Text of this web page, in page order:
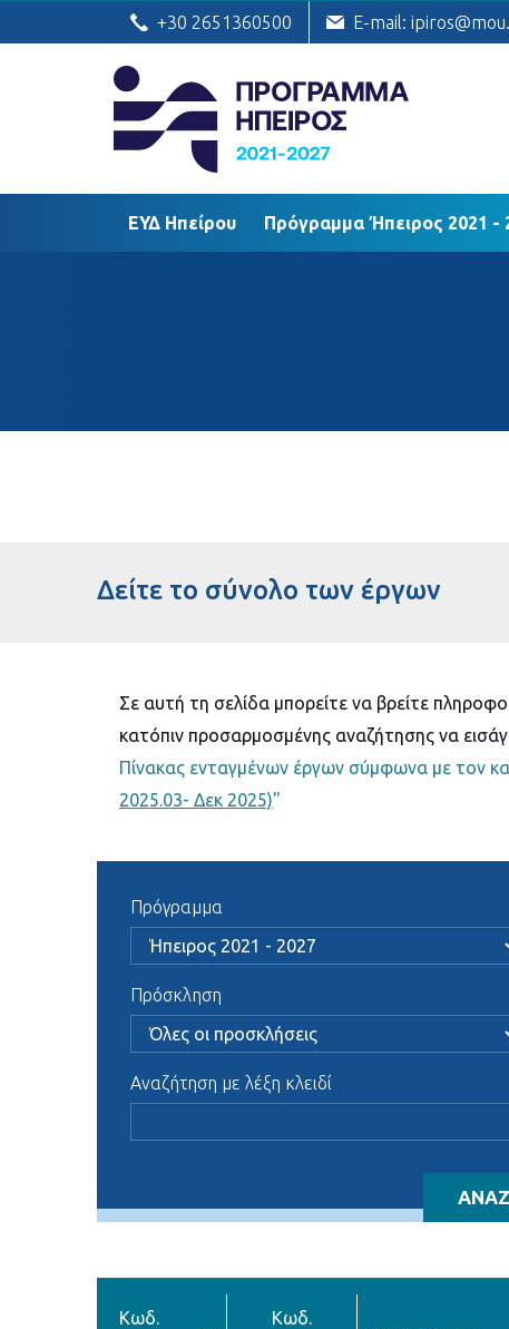
ΕΥΔ Ηπείρου Πρόγραμμα Ήπειρος
+30 2651360500 E-mail:
ΕΥΔ Ηπείρου Πρόγραμμα Ήπειρος 2021 -
Δείτε το σύνολο των έργων
Σε αυτή τη σελίδα μπορείτε να βρείτε
κατόπιν προσαρμοσμένης αναζήτησης να
Πίνακας ενταγμένων έργων σύμφωνα με τον
2025.03- Δεκ 2025)"
Πρόγραμμα
Πρόσκληση
Αναζήτηση με λέξη κλειδί
Κωδ.
Κωδ.